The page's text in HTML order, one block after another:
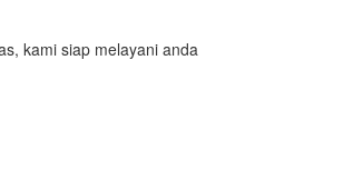
kami siap melayani anda